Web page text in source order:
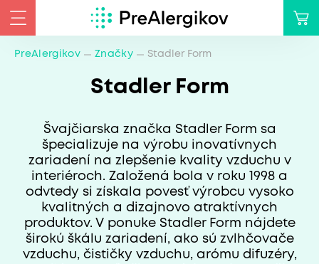
PreAlergikov Značky Stadler Form
Stadler Form
Švajčiarska značka Stadler Form sa
špecializuje na výrobu inovatívnych
zariadení na zlepšenie kvality vzduchu v
interiéroch. Založená bola v roku 1998 a
odvtedy si získala povesť výrobcu vysoko
kvalitných a dizajnovo atraktívnych
produktov. V ponuke Stadler Form nájdete
širokú škálu zariadení, ako sú zvlhčovače
vzduchu, čističky vzduchu, arómu difuzéry,